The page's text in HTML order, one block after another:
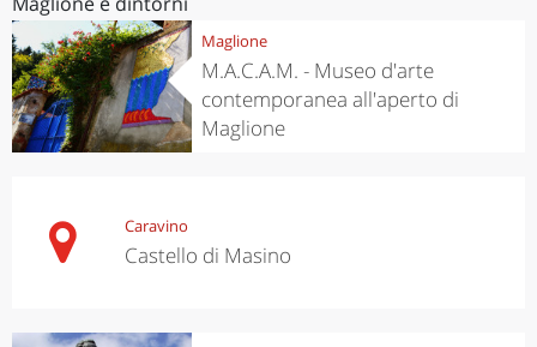
Maglione
M.A.C.A.M. - Museo d'arte
contemporanea all'aperto di
Maglione
Caravino
Castello di Masino